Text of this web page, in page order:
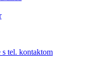
tel. kontaktom